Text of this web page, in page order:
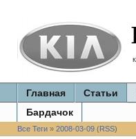
Главная Статьи
Бардачок
Все Теги» 2008-03-09(RSS)